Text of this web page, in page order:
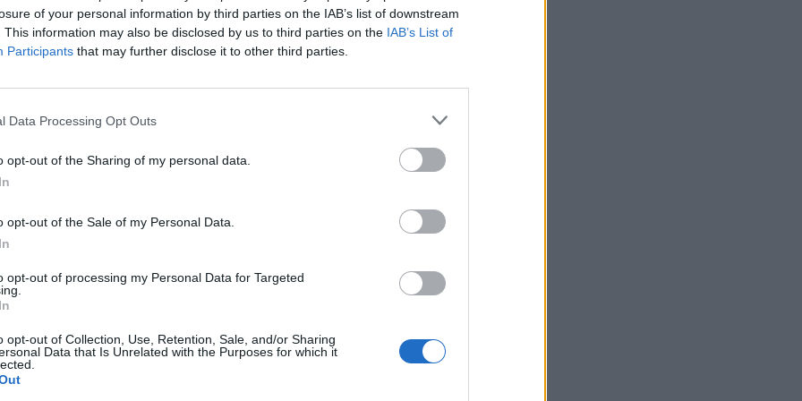
of your personal information by third parties on the IAB’s list of downstream
This information may also be disclosed by us to third parties on the IAB’s List of
Participants that may further disclose it to other third parties.
Data Processing Opt Outs
opt-out of the Sharing of my personal data.
opt-out of the Sale of my Personal Data.
opt-out of processing my Personal Data for Targeted
opt-out of Collection, Use, Retention, Sale, and/or Sharing
Data that Is Unrelated with the Purposes for which it
feladatokkal.
Buda Péter volt nemzetbiztonsági főtiszt, nemzetbiztonsági elemző, így a jövőben
főtanácsadójának hatáskörébe tartozó tevékenység szakmai vezetéséért
nemzetbiztonsági főtanácsadójaként...
portfolio.hu hírarchívumához tartozik, melynek olvasása előfizetéses
tartalmazza:
cikkarchívum
elmúlt 2 év napon belüli
Előfizetés